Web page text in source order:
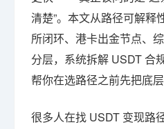
清楚”。本文从路径可解释
所闭环、港卡出金节点、
分层，系统拆解 USDT 合
帮你在选路径之前先把底层
很多人在找 USDT 变现路